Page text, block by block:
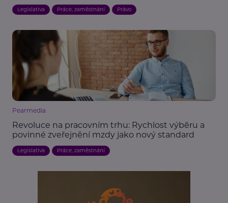
Legislativa Práce, zaměstnání Právo
Pearmedia
Revoluce na pracovním trhu: Rychlost výběru a
povinné zveřejnění mzdy jako nový standard
Legislativa Práce, zaměstnání